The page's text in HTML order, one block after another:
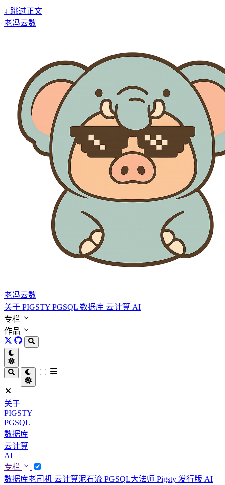
↓ 跳过正文
老冯云数
老冯云数
关于 PIGSTY PGSQL 数据库 云计算 AI
专栏
作品
关于
PIGSTY
PGSQL
数据库
云计算
AI
专栏
数据库老司机 云计算泥石流 PGSQL大法师 Pigsty 发行版 AI